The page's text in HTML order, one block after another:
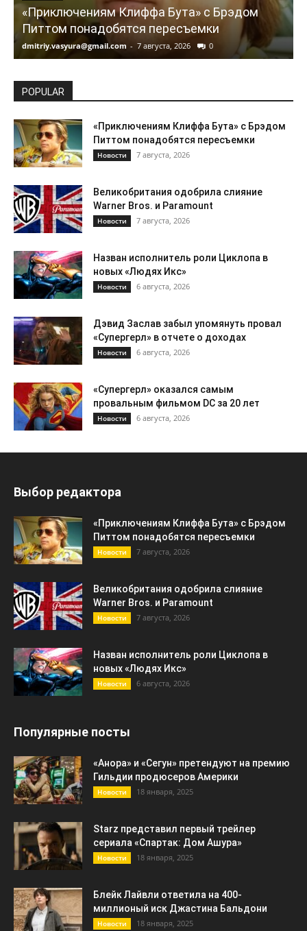
«Приключениям Клиффа Бута» с Брэдом
Питтом понадобятся пересъемки
dmitriy.vasyura@gmail.com - 7 августа, 2026 0
POPULAR
«Приключениям Клиффа Бута» с Брэдом
Питтом понадобятся пересъемки
Новости 7 августа, 2026
Великобритания одобрила слияние
Warner Bros. и Paramount
Новости 7 августа, 2026
Назван исполнитель роли Циклопа в
новых «Людях Икс»
Новости 6 августа, 2026
Дэвид Заслав забыл упомянуть провал
«Супергерл» в отчете о доходах
Новости 6 августа, 2026
«Супергерл» оказался самым
провальным фильмом DC за 20 лет
Новости 6 августа, 2026
Выбор редактора
«Приключениям Клиффа Бута» с Брэдом
Питтом понадобятся пересъемки
Новости 7 августа, 2026
Великобритания одобрила слияние
Warner Bros. и Paramount
Новости 7 августа, 2026
Назван исполнитель роли Циклопа в
новых «Людях Икс»
Новости 6 августа, 2026
Популярные посты
«Анора» и «Сегун» претендуют на премию
Гильдии продюсеров Америки
Новости 18 января, 2025
Starz представил первый трейлер
сериала «Спартак: Дом Ашура»
Новости 18 января, 2025
Блейк Лайвли ответила на 400-
миллионый иск Джастина Бальдони
Новости 18 января, 2025